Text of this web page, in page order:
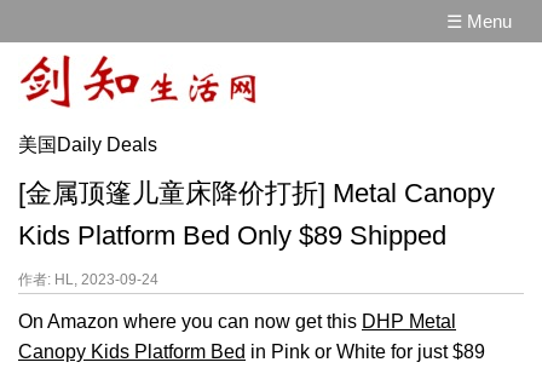
☰ Menu
美国Daily Deals
[金属顶篷儿童床降价打折] Metal Canopy
Kids Platform Bed Only $89 Shipped
作者: HL, 2023-09-24
On Amazon where you can now get this DHP Metal
Canopy Kids Platform Bed in Pink or White for just $89